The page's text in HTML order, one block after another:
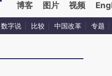
博客 图片 视频
数字说 比较 中国改革 专题